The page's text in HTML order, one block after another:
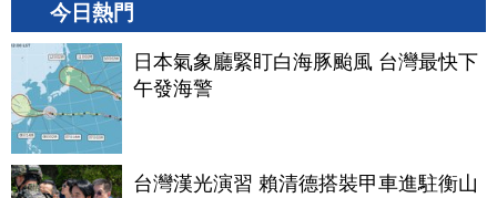
今日熱門
日本氣象廳緊盯白海豚颱風 台灣最快下
午發海警
台灣漢光演習 賴清德搭裝甲車進駐衡山